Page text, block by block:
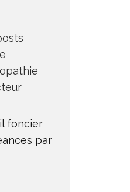
foncier
par